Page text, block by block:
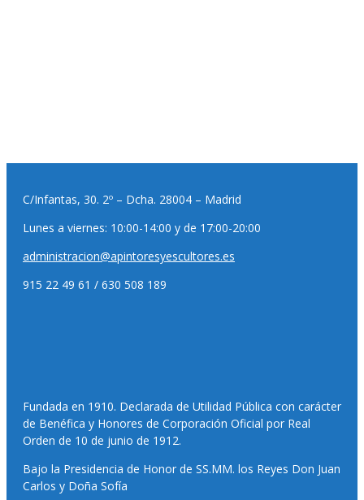
C/Infantas, 30. 2º – Dcha. 28004 – Madrid
Lunes a viernes: 10:00-14:00 y de 17:00-20:00
administracion@apintoresyescultores.es
915 22 49 61 / 630 508 189
Fundada en 1910. Declarada de Utilidad Pública con carácter
de Benéfica y Honores de Corporación Oficial por Real
Orden de 10 de junio de 1912.
Bajo la Presidencia de Honor de SS.MM. los Reyes Don Juan
Carlos y Doña Sofía